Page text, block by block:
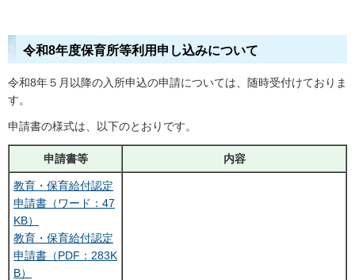
令和8年度保育所等利用申し込みについて
令和8年５月以降の入所申込の申請については、随時受付けておりま
す。
申請書の様式は、以下のとおりです。
申請書等 内容
教育・保育給付認定
申請書（ワード：47
KB）
教育・保育給付認定
申請書（PDF：283K
B）